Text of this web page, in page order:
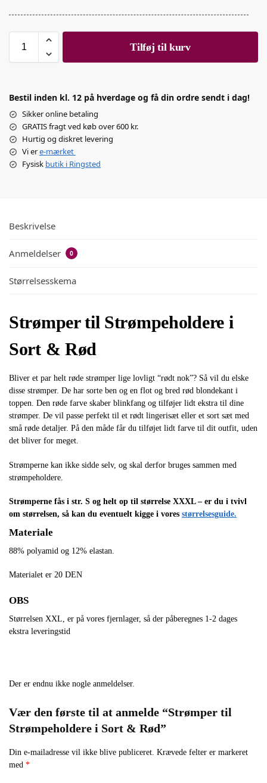
Tilføj til kurv
Bestil inden kl. 12 på hverdage og få din ordre sendt i dag!
Sikker online betaling
GRATIS fragt ved køb over 600 kr.
Hurtig og diskret levering
Vi ere-mærket
Fysisk butik i Ringsted
Beskrivelse
Anmeldelser 0
Størrelsesskema
Strømper til Strømpeholdere i
Sort & Rød
Bliver et par helt røde strømper lige lovligt “rødt nok”? Så vil du elske
disse strømper. De har sorte ben og en flot og bred rød blondekant i
toppen. Den røde farve skaber blinkfang og tilføjer lidt ekstra til dine
strømper. De vil passe perfekt til et rødt lingerisæt eller et sort sæt med
små røde detaljer. På den måde får du tilføjet lidt farve til dit outfit, uden
det bliver for meget.
Strømperne kan ikke sidde selv, og skal derfor bruges sammen med
strømpeholdere.
Strømperne fås i str. S og helt op til størrelse XXXL – er du i tvivl
om størrelsen, så kan du eventuelt kigge i vores størrelsesguide.
Materiale
88% polyamid og 12% elastan.
Materialet er 20 DEN
OBS
Størrelsen XXL, er på vores fjernlager, så der påberegnes 1-2 dages
ekstra leveringstid
Der er endnu ikke nogle anmeldelser.
Vær den første til at anmelde “Strømper til
Strømpeholdere i Sort & Rød”
Din e-mailadresse vil ikke blive publiceret. Krævede felter er markeret
med *